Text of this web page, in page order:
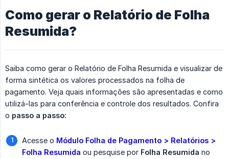
Como gerar o Relatório de Folha
Resumida?
Saiba como gerar o Relatório de Folha Resumida e visualizar de
forma sintética os valores processados na folha de
pagamento. Veja quais informações são apresentadas e como
utilizá-las para conferência e controle dos resultados. Confira
o passo a passo:
Acesse o Módulo Folha de Pagamento > Relatórios >
Folha Resumida ou pesquise por Folha Resumida no